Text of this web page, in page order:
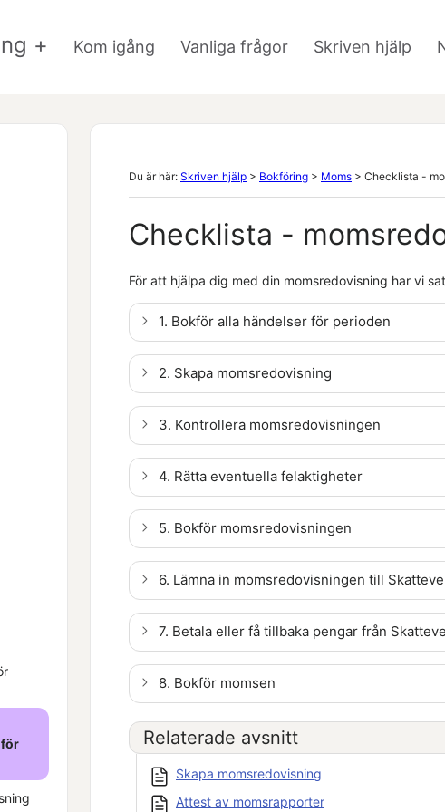
Kom igång Vanliga frågor Skriven hjälp
+
Du är här: Skriven hjälp > Bokföring > Moms > Checklista -
Checklista -
För att hjälpa dig med din momsredovisning har vi
1. Bokför alla händelser för perioden
2. Skapa momsredovisning
3. Kontrollera momsredovisningen
4. Rätta eventuella felaktigheter
5. Bokför momsredovisningen
6. Lämna in momsredovisningen till
7. Betala eller få tillbaka pengar från
8. Bokför momsen
Relaterade avsnitt
Skapa momsredovisning
Attest av momsrapporter